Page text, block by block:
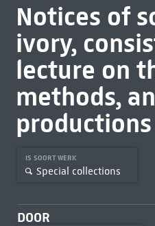
Notices of
ivory,
lecture on
methods,
IS SOORT WERK
Special collections
DOOR